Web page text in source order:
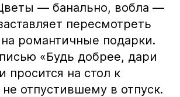
— банально, вобла —
пересмотреть
на романтичные подарки.
«Будь добрее, дари
просится на стол к
не отпустившему в отпуск.